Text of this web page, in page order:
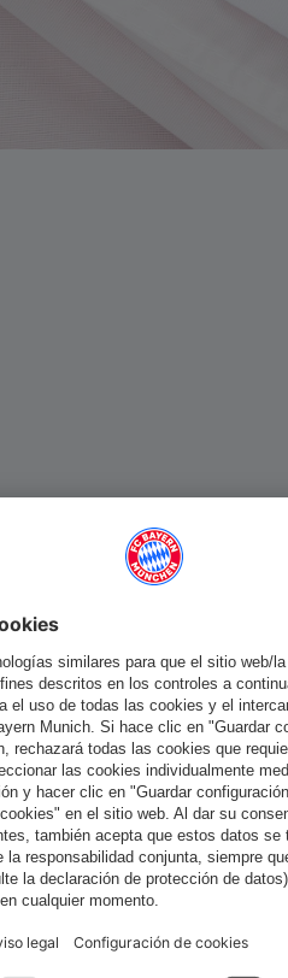
¿Quieres quedarte en la tienda
Españapara entregar allí!